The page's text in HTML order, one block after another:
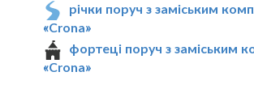
річки поруч з заміським
«Crona»
фортеці поруч з заміським
«Crona»